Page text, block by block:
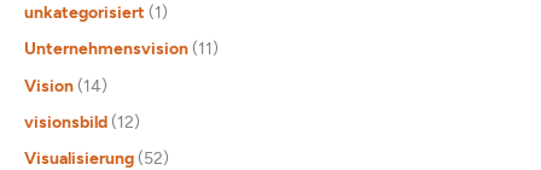
unkategorisiert (1)
Unternehmensvision (11)
Vision (14)
visionsbild (12)
Visualisierung (52)